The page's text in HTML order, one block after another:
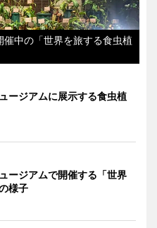
中の「世界を旅する食虫植
ージアムに展示する食虫植
ージアムで開催する「世界
様子